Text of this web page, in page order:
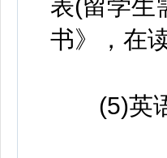
表(留学生
书》，在
(5)英语